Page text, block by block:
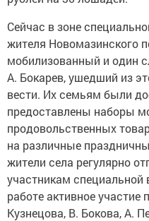
Сейчас в зоне
жителя Новомазинского
мобилизованный и один
А. Бокарев, ушедший из
вести. Их семьям были
предоставлены наборы
продовольственных
на различные
жители села регулярно
участникам специальной
работе активное
Кузнецова, В. Бокова, А.